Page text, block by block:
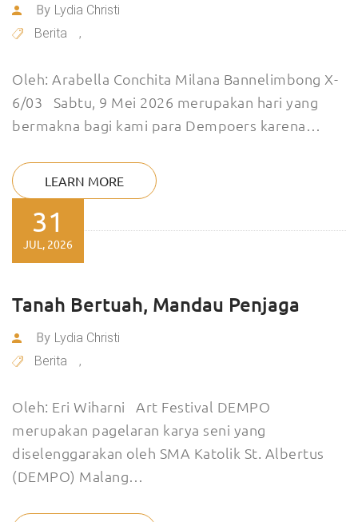
By Lydia Christi
Berita
,
Oleh: Arabella Conchita Milana Bannelimbong X-
6/03 Sabtu, 9 Mei 2026 merupakan hari yang
bermakna bagi kami para Dempoers karena…
LEARN MORE
31
JUL, 2026
Tanah Bertuah, Mandau Penjaga
By Lydia Christi
Berita
,
Oleh: Eri Wiharni Art Festival DEMPO
merupakan pagelaran karya seni yang
diselenggarakan oleh SMA Katolik St. Albertus
(DEMPO) Malang…